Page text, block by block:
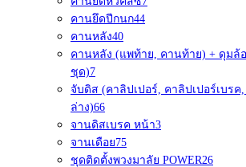
คานยึดปีกนก44
คานหลัง40
คานหลัง (แพท้าย, คานท้าย) + ดุมล้
ชุด)7
จับดิส (คาลิปเปอร์, คาลิปเปอร์เบรค
ล่าง)66
จานดิสเบรค หน้า3
จานเดือย75
ชุดติดตั้งพวงมาลัย POWER26